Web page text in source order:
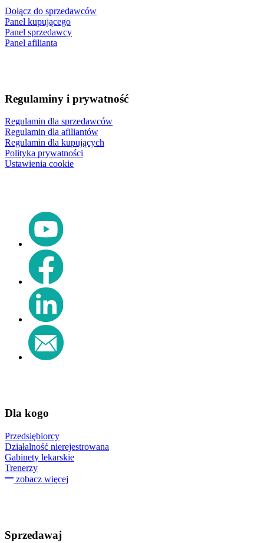
Dołącz do sprzedawców
Panel kupującego
Panel sprzedawcy
Panel afilianta
Regulaminy i prywatność
Regulamin dla sprzedawców
Regulamin dla afiliantów
Regulamin dla kupujących
Polityka prywatności
Ustawienia cookie
Dla kogo
Przedsiębiorcy
Działalność nierejestrowana
Gabinety lekarskie
Trenerzy
zobacz więcej
Sprzedawaj